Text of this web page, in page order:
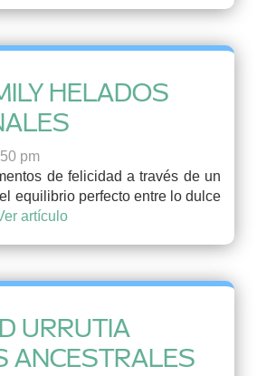
HELADOS
pm
de felicidad a través de un
equilibrio perfecto entre lo dulce
artículo
URRUTIA
ANCESTRALES